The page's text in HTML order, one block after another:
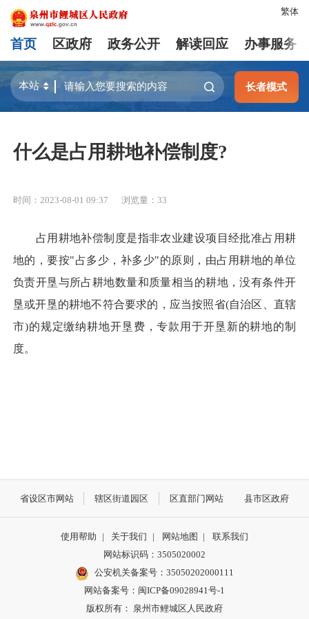
繁体
首页 区政府 政务公开 解读回应 办事服务
长者模式
什么是占用耕地补偿制度?
时间：2023-08-01 09:37 浏览量： 33
占用耕地补偿制度是指非农业建设项目经批准占用耕
地的，要按"占多少，补多少"的原则，由占用耕地的单位
负责开垦与所占耕地数量和质量相当的耕地，没有条件开
垦或开垦的耕地不符合要求的，应当按照省(自治区、直辖
市)的规定缴纳耕地开垦费，专款用于开垦新的耕地的制
度。
省设区市网站 辖区街道园区 区直部门网站 县市区政府
使用帮助 | 关于我们 | 网站地图 |
联系我们
网站标识码：3505020002
公安机关备案号：35050202000111
网站备案号：闽ICP备09028941号-1
版权所有： 泉州市鲤城区人民政府